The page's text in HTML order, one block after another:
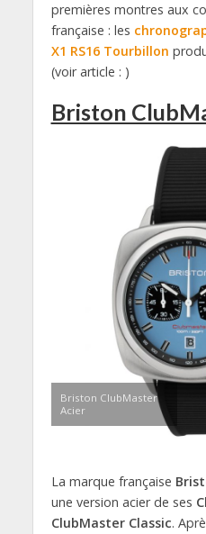
premières montres aux
française : les
X1 RS16 Tourbillon
(voir article : )
Briston
Briston ClubMaster
Acier
La marque française
une version acier de ses
ClubMaster Classic.